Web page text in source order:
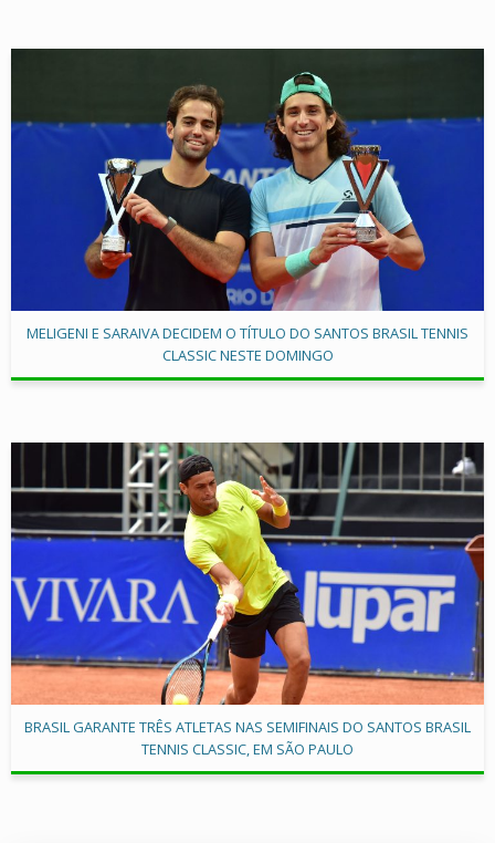
MELIGENI E SARAIVA DECIDEM O TÍTULO DO SANTOS BRASIL TENNIS
CLASSIC NESTE DOMINGO
BRASIL GARANTE TRÊS ATLETAS NAS SEMIFINAIS DO SANTOS BRASIL
TENNIS CLASSIC, EM SÃO PAULO